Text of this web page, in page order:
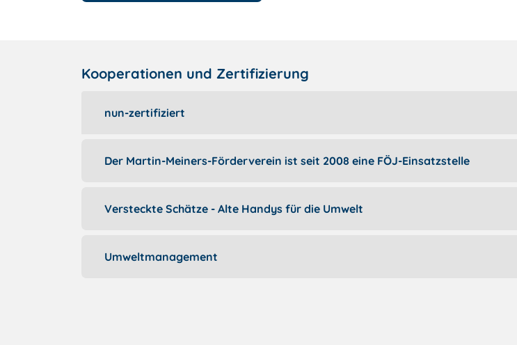
Kooperationen und Zertifizierung
nun-zertifiziert
Der Martin-Meiners-Förderverein ist seit 2008 eine FÖJ-Einsatzstelle
Versteckte Schätze - Alte Handys für die Umwelt
Umweltmanagement